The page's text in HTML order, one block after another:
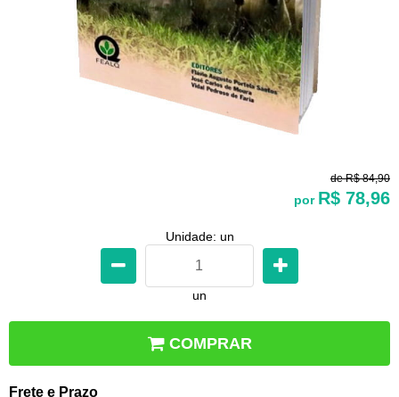
de R$ 84,90
por R$ 78,96
Unidade: un
un
COMPRAR
Frete e Prazo